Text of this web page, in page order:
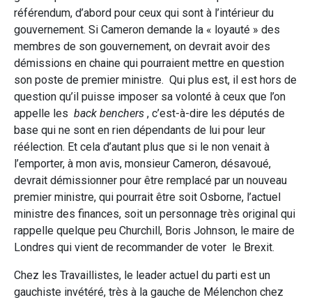
référendum, d’abord pour ceux qui sont à l’intérieur du
gouvernement. Si Cameron demande la « loyauté » des
membres de son gouvernement, on devrait avoir des
démissions en chaine qui pourraient mettre en question
son poste de premier ministre. Qui plus est, il est hors de
question qu’il puisse imposer sa volonté à ceux que l’on
appelle les back benchers , c’est-à-dire les députés de
base qui ne sont en rien dépendants de lui pour leur
réélection. Et cela d’autant plus que si le non venait à
l’emporter, à mon avis, monsieur Cameron, désavoué,
devrait démissionner pour être remplacé par un nouveau
premier ministre, qui pourrait être soit Osborne, l’actuel
ministre des finances, soit un personnage très original qui
rappelle quelque peu Churchill, Boris Johnson, le maire de
Londres qui vient de recommander de voter le Brexit.
Chez les Travaillistes, le leader actuel du parti est un
gauchiste invétéré, très à la gauche de Mélenchon chez